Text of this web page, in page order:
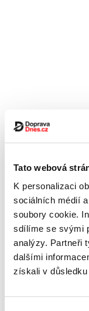
Tato webová
K personalizaci
sociálních médií
soubory cookie.
sdílíme se svými
analýzy. Partneři
dalšími
získali v